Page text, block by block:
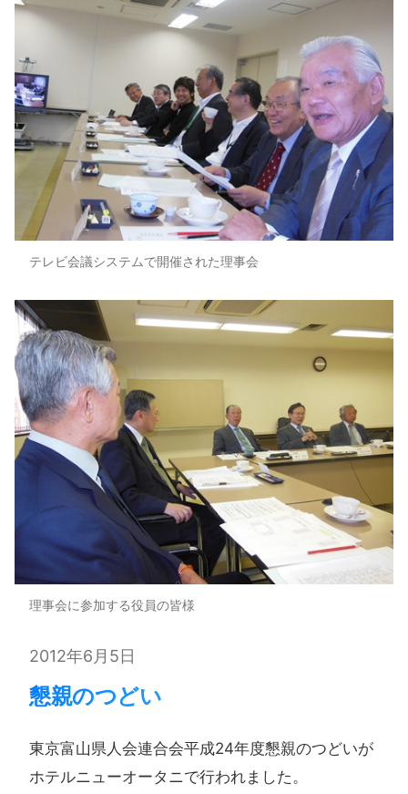
テレビ会議システムで開催された理事会
理事会に参加する役員の皆様
2012年6月5日
懇親の​つどい​
東京富山県人会連合会平成24年度懇親の​つどいが​
ホテルニューオータニで​行われました。​